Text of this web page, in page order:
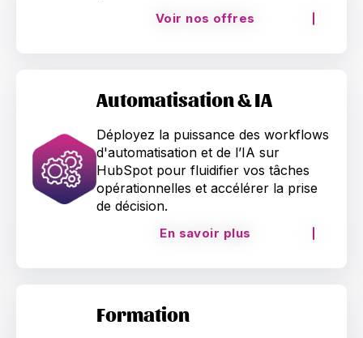
Voir nos offres
Automatisation & IA
Déployez la puissance des workflows
d'automatisation et de l’IA sur
HubSpot pour fluidifier vos tâches
opérationnelles et accélérer la prise
de décision.
En savoir plus
Formation